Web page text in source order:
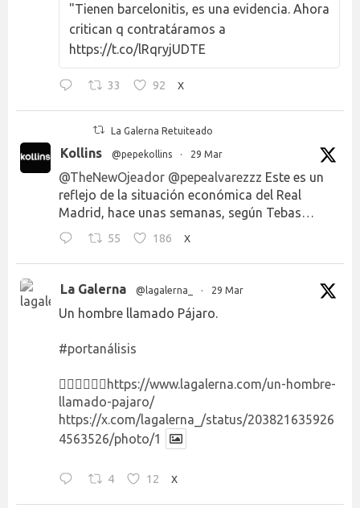
"Tienen barcelonitis, es una evidencia. Ahora
critican q contratáramos a
https://t.co/lRqryjUDTE
33 92 X
La Galerna Retuiteado
Kollins @pepekollins · 29 Mar
@TheNewOjeador @pepealvarezzz Este es un
reflejo de la situación económica del Real
Madrid, hace unas semanas, según Tebas…
55 186 X
La Galerna @lagalerna_ · 29 Mar
Un hombre llamado Pájaro.
#portanálisis
👉🏻👉🏻👉🏻 https://www.lagalerna.com/un-hombre-
llamado-pajaro/
https://x.com/lagalerna_/status/203821635926
4563526/photo/1
4 12 X